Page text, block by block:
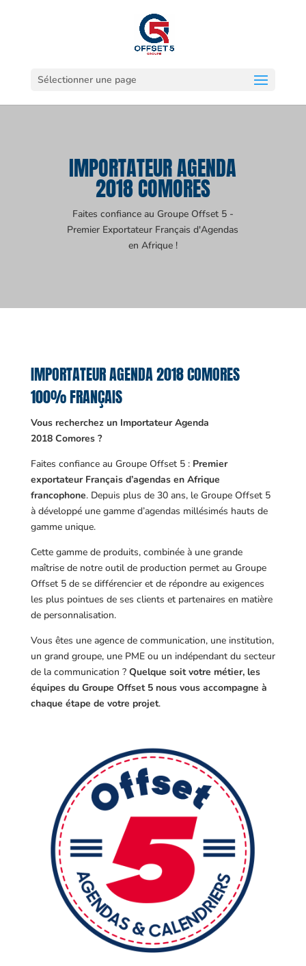
Sélectionner une page
IMPORTATEUR AGENDA
2018 COMORES
Faites confiance au Groupe Offset 5 -
Premier Exportateur Français d'Agendas
en Afrique !
IMPORTATEUR AGENDA 2018 COMORES
100% FRANÇAIS
Vous recherchez un Importateur Agenda
2018 Comores ?
Faites confiance au Groupe Offset 5 : Premier
exportateur Français d’agendas en Afrique
francophone. Depuis plus de 30 ans, le Groupe Offset 5
à développé une gamme d’agendas millésimés hauts de
gamme unique.
Cette gamme de produits, combinée à une grande
maîtrise de notre outil de production permet au Groupe
Offset 5 de se différencier et de répondre au exigences
les plus pointues de ses clients et partenaires en matière
de personnalisation.
Vous êtes une agence de communication, une institution,
un grand groupe, une PME ou un indépendant du secteur
de la communication ? Quelque soit votre métier, les
équipes du Groupe Offset 5 nous vous accompagne à
chaque étape de votre projet.